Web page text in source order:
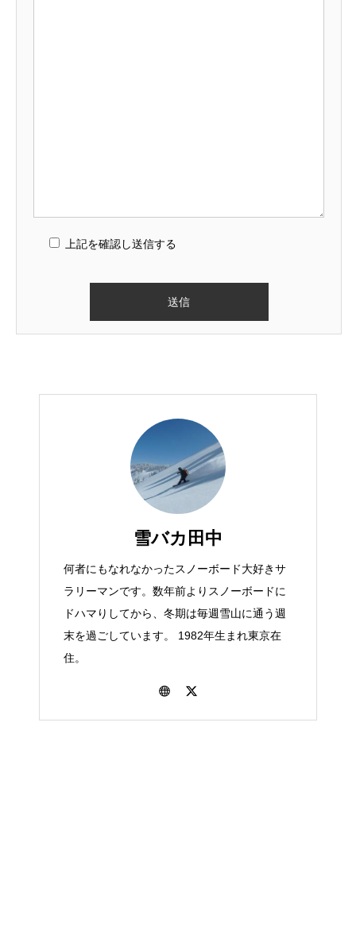
上記を確認し送信する
雪バカ田中
何者にもなれなかったスノーボード大好きサ
ラリーマンです。数年前よりスノーボードに
ドハマりしてから、冬期は毎週雪山に通う週
末を過ごしています。 1982年生まれ東京在
住。